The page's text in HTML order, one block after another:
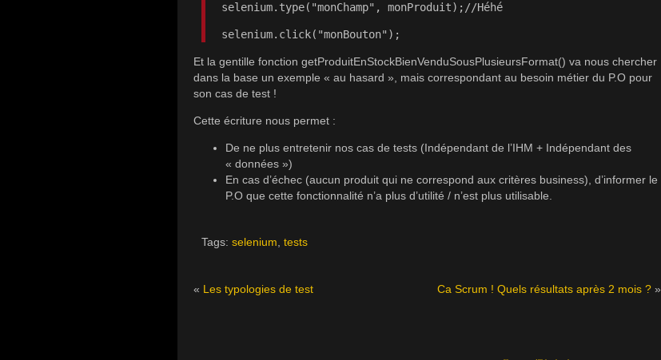
selenium.type("monChamp", monProduit);//Héhé
selenium.click("monBouton");
Et la gentille fonction getProduitEnStockBienVenduSousPlusieursFormat() va nous chercher
dans la base un exemple « au hasard », mais correspondant au besoin métier du P.O pour
son cas de test !
Cette écriture nous permet :
De ne plus entretenir nos cas de tests (Indépendant de l’IHM + Indépendant des
« données »)
En cas d’échec (aucun produit qui ne correspond aux critères business), d’informer le
P.O que cette fonctionnalité n’a plus d’utilité / n’est plus utilisable.
Tags: selenium tests
« Les typologies de test Ca Scrum ! Quels résultats après 2 mois ? »